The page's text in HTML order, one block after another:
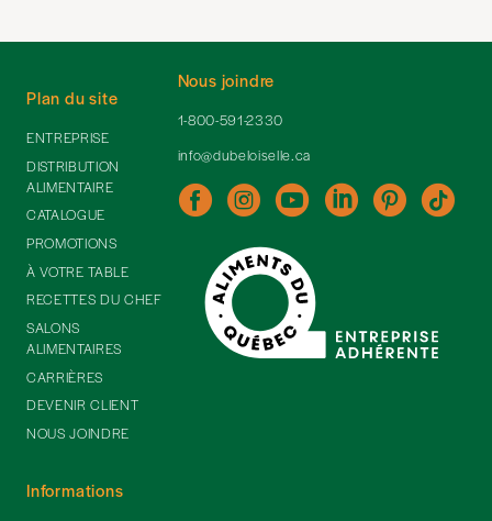
Nous joindre
1-800-591-2330
info@dubeloiselle.ca
Plan du site
ENTREPRISE
DISTRIBUTION
ALIMENTAIRE
CATALOGUE
PROMOTIONS
À VOTRE TABLE
RECETTES DU CHEF
SALONS
ALIMENTAIRES
CARRIÈRES
DEVENIR CLIENT
NOUS JOINDRE
Informations